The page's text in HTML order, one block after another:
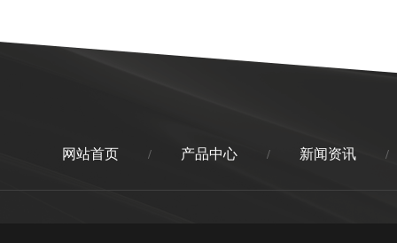
网站首页 / 产品中心 / 新闻资讯 /